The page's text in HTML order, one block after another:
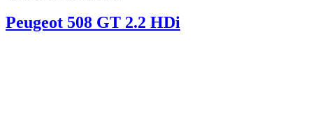
Peugeot 508 GT 2.2 HDi